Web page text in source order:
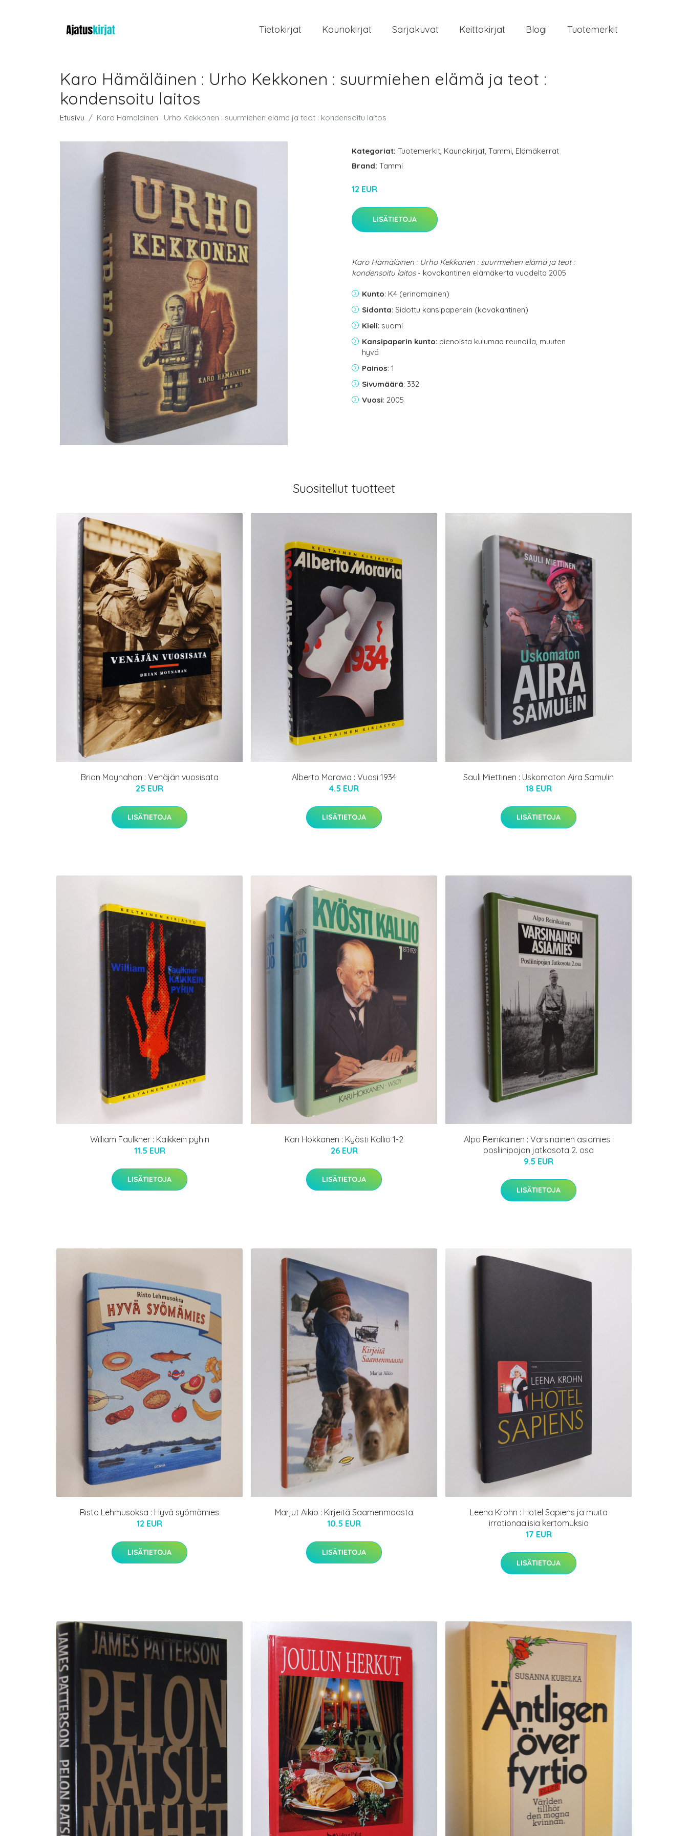
Tietokirjat Kaunokirjat Sarjakuvat Keittokirjat Blogi Tuotemerkit
Karo Hämäläinen : Urho Kekkonen : suurmiehen elämä ja teot :
kondensoitu laitos
Etusivu Karo Hämäläinen : Urho Kekkonen : suurmiehen elämä ja teot : kondensoitu laitos
Kategoriat: Tuotemerkit, Kaunokirjat, Tammi, Elämäkerrat
Brand: Tammi
12 EUR
LISÄTIETOJA
Karo Hämäläinen : Urho Kekkonen : suurmiehen elämä ja teot :
kondensoitu laitos- kovakantinen elämäkerta vuodelta 2005
Kunto: K4 (erinomainen)
Sidonta: Sidottu kansipaperein (kovakantinen)
Kieli: suomi
Kansipaperin kunto: pienoista kulumaa reunoilla, muuten
hyvä
Painos: 1
Sivumäärä: 332
Vuosi: 2005
Suositellut tuotteet
Brian Moynahan : Venäjän vuosisata
25 EUR
LISÄTIETOJA
Alberto Moravia : Vuosi 1934
4.5 EUR
LISÄTIETOJA
Sauli Miettinen : Uskomaton Aira Samulin
18 EUR
LISÄTIETOJA
William Faulkner : Kaikkein pyhin
11.5 EUR
LISÄTIETOJA
Kari Hokkanen : Kyösti Kallio 1-2
26 EUR
LISÄTIETOJA
Alpo Reinikainen : Varsinainen asiamies :
posliinipojan jatkosota 2. osa
9.5 EUR
LISÄTIETOJA
Risto Lehmusoksa : Hyvä syömämies
12 EUR
LISÄTIETOJA
Marjut Aikio : Kirjeitä Saamenmaasta
10.5 EUR
LISÄTIETOJA
Leena Krohn : Hotel Sapiens ja muita
irrationaalisia kertomuksia
17 EUR
LISÄTIETOJA